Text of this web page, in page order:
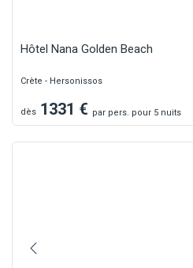
Hôtel Nana Golden Beach
Crète - Hersonissos
dès 1331 € par pers. pour 5 nuits